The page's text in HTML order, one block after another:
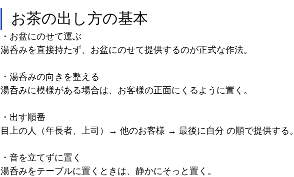
お茶の出し方の基本
・お盆にのせて運ぶ
湯呑みを直接持たず、お盆にのせて提供するのが正式な作法。
・湯呑みの向きを整える
湯呑みに模様がある場合は、お客様の正面にくるように置く。
・出す順番
目上の人（年長者、上司）→ 他のお客様 → 最後に自分 の順で提供する。
・音を立てずに置く
湯呑みをテーブルに置くときは、静かにそっと置く。